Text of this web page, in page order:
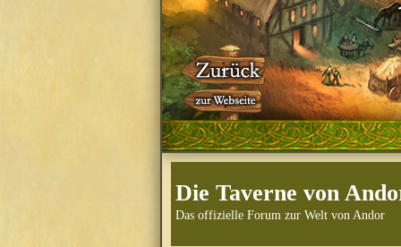
Die Taverne von
Das offizielle Forum zur Welt von Andor